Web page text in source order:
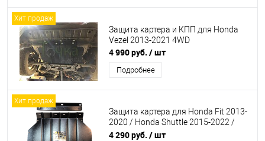
Хит продаж
Защита картера и КПП для Honda
Vezel 2013-2021 4WD
4 990 руб. / шт
Подробнее
Хит продаж
Защита картера для Honda Fit 2013-
2020 / Honda Shuttle 2015-2022 /
Honda Fit 2020- 2WD
4 290 руб. / шт